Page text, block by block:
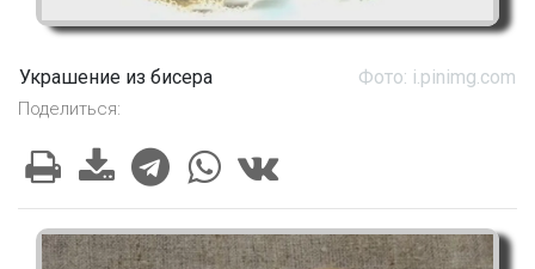
Украшение из бисера Фото: i.pinimg.com
Поделиться: